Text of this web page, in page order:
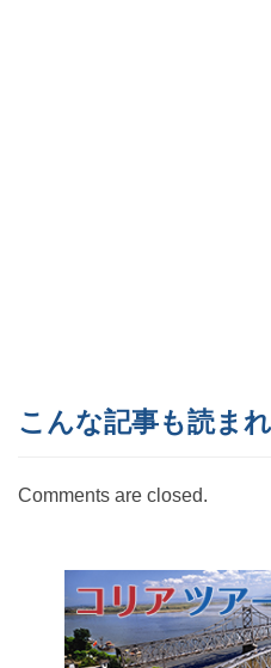
こんな記事も読ま
Comments are closed.